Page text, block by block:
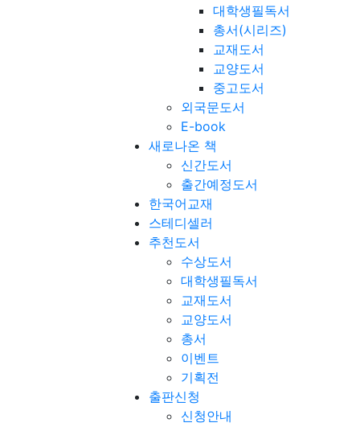
대학생필독서
총서(시리즈)
교재도서
교양도서
중고도서
외국문도서
E-book
새로나온 책
신간도서
출간예정도서
한국어교재
스테디셀러
추천도서
수상도서
대학생필독서
교재도서
교양도서
총서
이벤트
기획전
출판신청
신청안내